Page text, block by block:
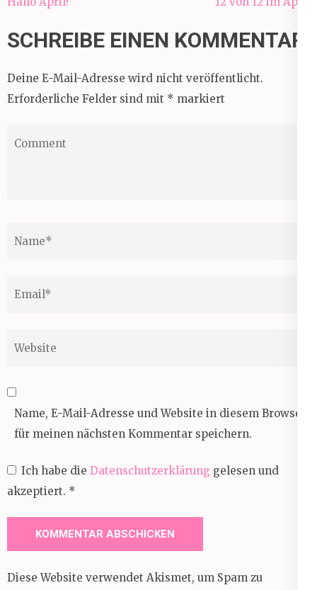
SCHREIBE EINEN KOMMENTAR
Deine E-Mail-Adresse wird nicht veröffentlicht.
Erforderliche Felder sind mit * markiert
Name, E-Mail-Adresse und Website in diesem Browser
für meinen nächsten Kommentar speichern.
Ich habe die Datenschutzerklärung gelesen und
akzeptiert. *
Diese Website verwendet Akismet, um Spam zu